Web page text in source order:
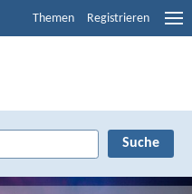
Themen Registrieren